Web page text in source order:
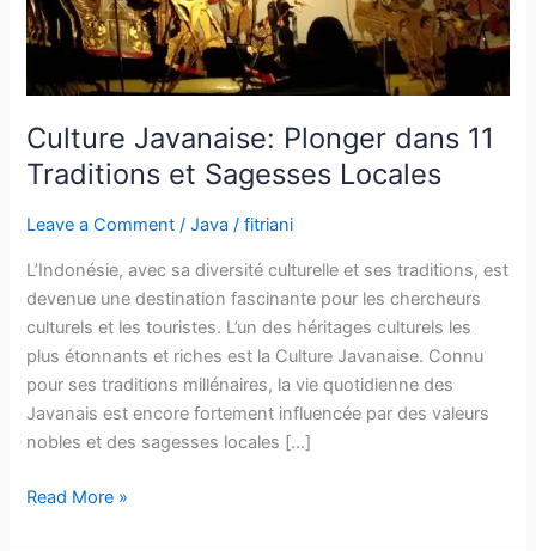
Culture Javanaise: Plonger dans 11
Traditions et Sagesses Locales
Leave a Comment /Java /fitriani
L’Indonésie, avec sa diversité culturelle et ses traditions, est
devenue une destination fascinante pour les chercheurs
culturels et les touristes. L’un des héritages culturels les
plus étonnants et riches est la Culture Javanaise. Connu
pour ses traditions millénaires, la vie quotidienne des
Javanais est encore fortement influencée par des valeurs
nobles et des sagesses locales […]
et
Sagesses
Read More »